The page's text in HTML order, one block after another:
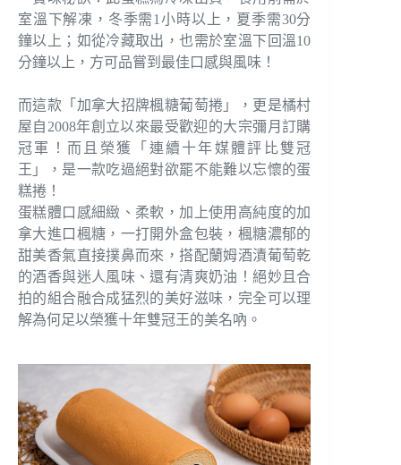
室溫下解凍，冬季需1小時以上，夏季需30分
鐘以上；如從冷藏取出，也需於室溫下回溫10
分鐘以上，方可品嘗到最佳口感與風味！
而這款「加拿大招牌楓糖葡萄捲」，更是橘村
屋自2008年創立以來最受歡迎的大宗彌月訂購
冠軍！而且榮獲「連續十年媒體評比雙冠
王」，是一款吃過絕對欲罷不能難以忘懷的蛋
糕捲！
蛋糕體口感細緻、柔軟，加上使用高純度的加
拿大進口楓糖，一打開外盒包裝，楓糖濃郁的
甜美香氣直接撲鼻而來，搭配蘭姆酒漬葡萄乾
的酒香與迷人風味、還有清爽奶油！絕妙且合
拍的組合融合成猛烈的美好滋味，完全可以理
解為何足以榮獲十年雙冠王的美名吶。